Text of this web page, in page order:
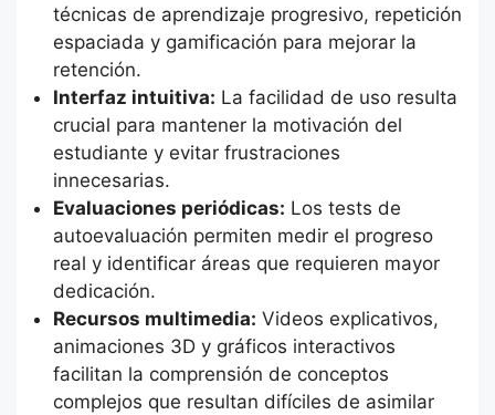
técnicas de aprendizaje progresivo, repetición
espaciada y gamificación para mejorar la
retención.
Interfaz intuitiva: La facilidad de uso resulta
crucial para mantener la motivación del
estudiante y evitar frustraciones
innecesarias.
Evaluaciones periódicas: Los tests de
autoevaluación permiten medir el progreso
real y identificar áreas que requieren mayor
dedicación.
Recursos multimedia: Videos explicativos,
animaciones 3D y gráficos interactivos
facilitan la comprensión de conceptos
complejos que resultan difíciles de asimilar